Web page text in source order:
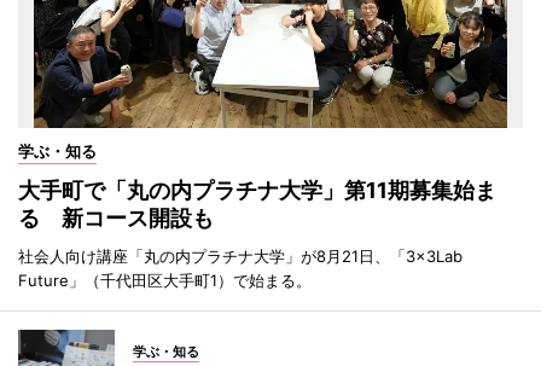
学ぶ・知る
大手町で「丸の内プラチナ大学」第11期募集始ま
る 新コース開設も
社会人向け講座「丸の内プラチナ大学」が8月21日、「3×3Lab
Future」（千代田区大手町1）で始まる。
学ぶ・知る